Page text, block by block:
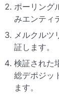
ポーリング
みエンティ
メルクルツ
証します。
検証された
総デポジッ
ます。